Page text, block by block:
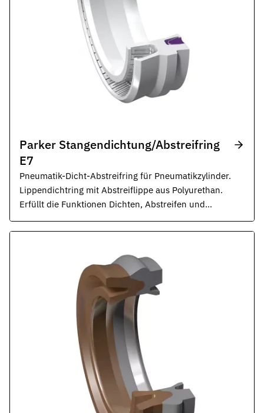
Parker Stangendichtung/Abstreifring
E7
Pneumatik-Dicht-Abstreifring für Pneumatikzylinder.
Lippendichtring mit Abstreiflippe aus Polyurethan.
Erfüllt die Funktionen Dichten, Abstreifen und
Fixieren. Robuste Geometrie mit sehr guter
Abriebbeständigkeit.